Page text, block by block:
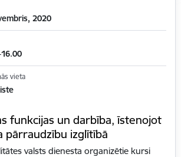
2020
vieta
funkcijas un darbība, īstenojot
pārraudzību izglītībā
valsts dienesta organizētie kursi